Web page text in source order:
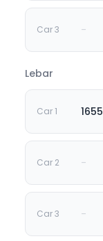
-
Lebar
1655
-
-